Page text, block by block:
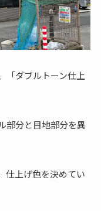
「ダブルトーン仕上
部分と目地部分を異
仕上げ色を決めてい